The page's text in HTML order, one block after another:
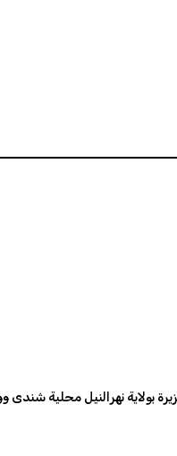
بولاية نهرالنيل محلية شندى